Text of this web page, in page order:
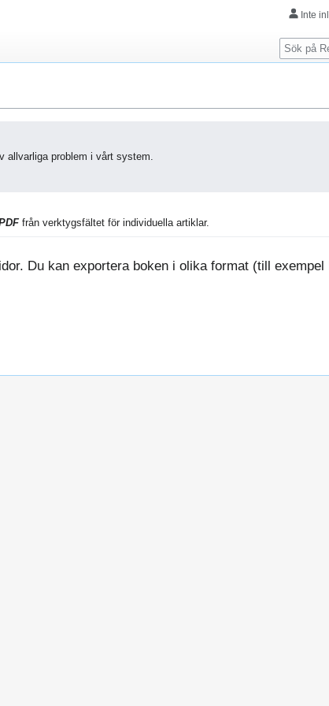
allvarliga problem i vårt system.
från verktygsfältet för individuella artiklar.
Du kan exportera boken i olika format (till
Inte
Sök